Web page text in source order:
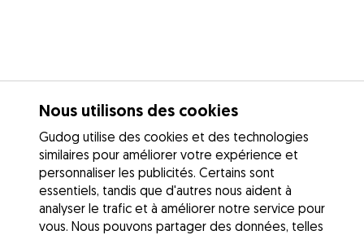
Nous utilisons des cookies
Gudog utilise des cookies et des technologies
similaires pour améliorer votre expérience et
personnaliser les publicités. Certains sont
essentiels, tandis que d'autres nous aident à
analyser le trafic et à améliorer notre service pour
vous. Nous pouvons partager des données, telles